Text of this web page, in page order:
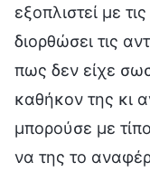
εξοπλιστεί με
διορθώσει τις
πως δεν είχε
καθήκον της κι
μπορούσε με
να της το